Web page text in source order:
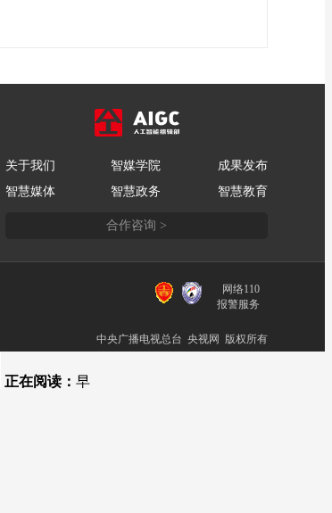
关于我们 智媒学院
成果发布
智慧媒体
智慧政务 智慧教育
合作咨询 >
网络110
报警服务
中央广播电视总台 央视网 版权所有
正在阅读： 早